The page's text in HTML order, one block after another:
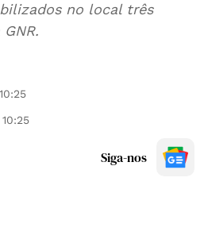
no local três
Siga-nos